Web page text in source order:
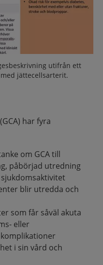
utifrån ett
jättecellsarterit.
har fyra
om GCA till
påbörjad utredning
blir utredda och
som får såväl akuta
eller
i sin vård och